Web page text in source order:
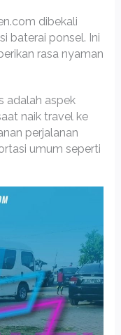
dibekali
baterai ponsel. Ini
rasa nyaman
adalah aspek
naik travel ke
perjalanan
umum seperti